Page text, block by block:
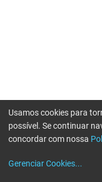
Usamos cookies para
possível. Se continuar
concordar com nossa
Gerenciar Cookies...
Erro ao enviar